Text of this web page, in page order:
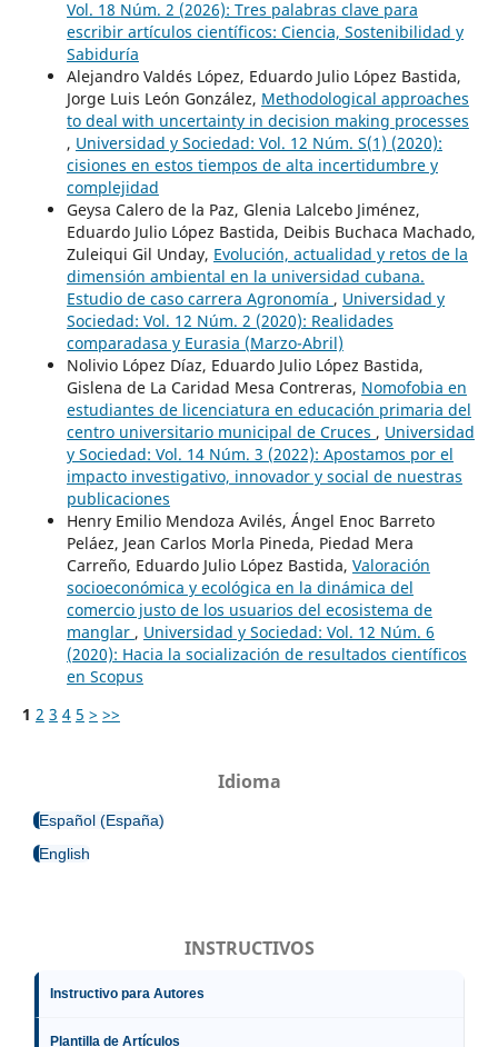
Vol. 18 Núm. 2 (2026): Tres palabras clave para
escribir artículos científicos: Ciencia, Sostenibilidad y
Sabiduría
Alejandro Valdés López, Eduardo Julio López Bastida,
Jorge Luis León González, Methodological approaches
to deal with uncertainty in decision making processes
, Universidad y Sociedad: Vol. 12 Núm. S(1) (2020):
cisiones en estos tiempos de alta incertidumbre y
complejidad
Geysa Calero de la Paz, Glenia Lalcebo Jiménez,
Eduardo Julio López Bastida, Deibis Buchaca Machado,
Zuleiqui Gil Unday, Evolución, actualidad y retos de la
dimensión ambiental en la universidad cubana.
Estudio de caso carrera Agronomía , Universidad y
Sociedad: Vol. 12 Núm. 2 (2020): Realidades
comparadasa y Eurasia (Marzo-Abril)
Nolivio López Díaz, Eduardo Julio López Bastida,
Gislena de La Caridad Mesa Contreras, Nomofobia en
estudiantes de licenciatura en educación primaria del
centro universitario municipal de Cruces , Universidad
y Sociedad: Vol. 14 Núm. 3 (2022): Apostamos por el
impacto investigativo, innovador y social de nuestras
publicaciones
Henry Emilio Mendoza Avilés, Ángel Enoc Barreto
Peláez, Jean Carlos Morla Pineda, Piedad Mera
Carreño, Eduardo Julio López Bastida, Valoración
socioeconómica y ecológica en la dinámica del
comercio justo de los usuarios del ecosistema de
manglar , Universidad y Sociedad: Vol. 12 Núm. 6
(2020): Hacia la socialización de resultados científicos
en Scopus
1 2 3 4 5 > >>
Idioma
Español (España)
English
INSTRUCTIVOS
Instructivo para Autores
Plantilla de Artículos